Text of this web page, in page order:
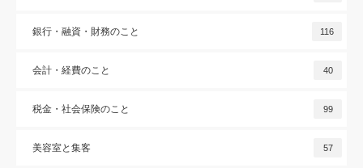
銀行・融資・財務のこと 116
会計・経費のこと 40
税金・社会保険のこと 99
美容室と集客 57